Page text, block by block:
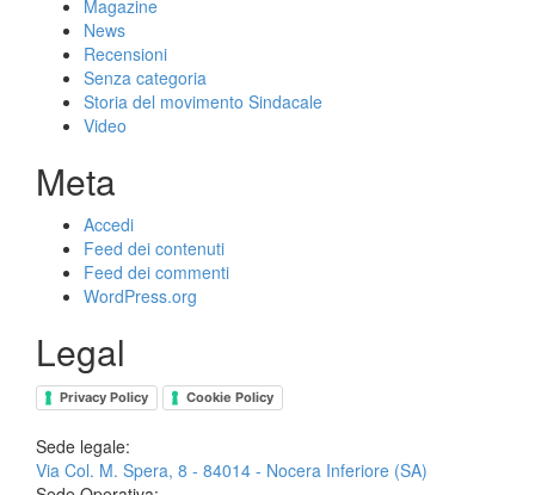
Magazine
News
Recensioni
Senza categoria
Storia del movimento Sindacale
Video
Meta
Accedi
Feed dei contenuti
Feed dei commenti
WordPress.org
Legal
Privacy Policy Cookie Policy
Sede legale:
Via Col. M. Spera, 8 - 84014 - Nocera Inferiore (SA)